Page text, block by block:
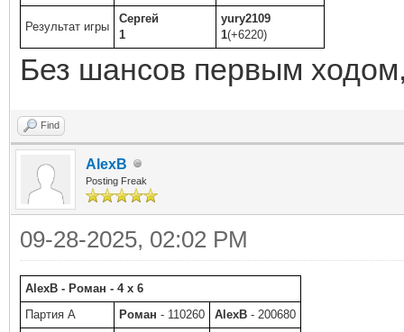
Результат игры
Сергей
1
yury2109
1(+6220)
Без шансов первым
Find
AlexB
Posting Freak
09-28-2025, 02:02 PM
AlexB - Роман - 4 x 6
Партия A
Роман - 110260 AlexB - 200680